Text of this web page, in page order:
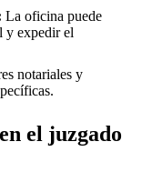
La oficina puede
y expedir el
notariales y
el juzgado